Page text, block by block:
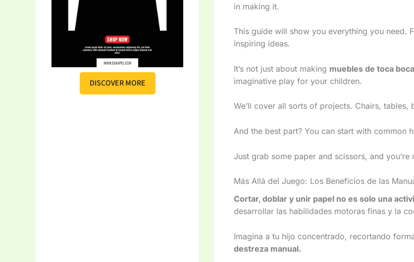
DISCOVER MORE
S
r
d
o
n
in making it.
This guide will show you everything you need.
inspiring ideas.
It’s not just about making muebles de toca
imaginative play for your children.
We’ll cover all sorts of projects. Chairs,
And the best part? You can start with common
Just grab some paper and scissors, and you’re
Más Allá del Juego: Los Beneficios de las
Cortar, doblar y unir papel no es solo una
desarrollar las habilidades motoras finas y la
Imagina a tu hijo concentrado, recortando
destreza manual.